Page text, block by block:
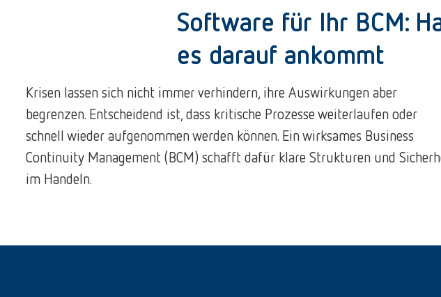
Software für Ihr BCM:
es darauf ankommt
Krisen lassen sich nicht immer verhindern, ihre Auswirkungen aber
begrenzen. Entscheidend ist, dass kritische Prozesse weiterlaufen oder
schnell wieder aufgenommen werden können. Ein wirksames Business
Continuity Management (BCM) schafft dafür klare Strukturen und
im Handeln.